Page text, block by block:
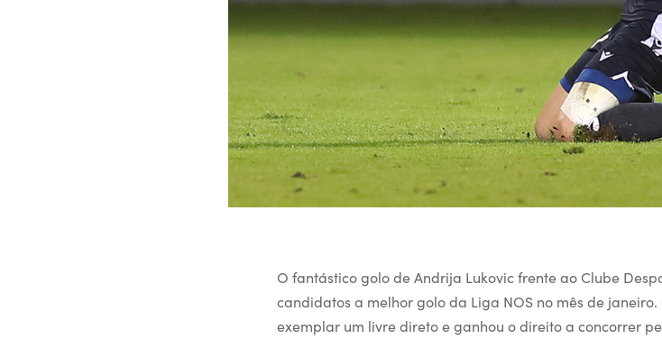
O fantástico golo de Andrija Lukovic frente ao Clube
candidatos a melhor golo da Liga NOS no mês de
exemplar um livre direto e ganhou o direito a concorrer